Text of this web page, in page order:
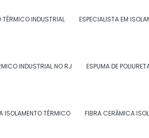
TÉRMICO INDUSTRIAL ESPECIALISTA EM
INDUSTRIAL NO RJ ESPUMA DE
ISOLAMENTO TÉRMICO FIBRA CERÂMICA